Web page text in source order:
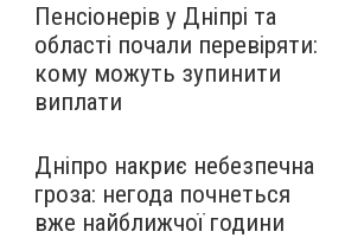
Пенсіонерів у Дніпрі та
області почали перевіряти:
кому можуть зупинити
виплати
Дніпро накриє небезпечна
гроза: негода почнеться
вже найближчої години